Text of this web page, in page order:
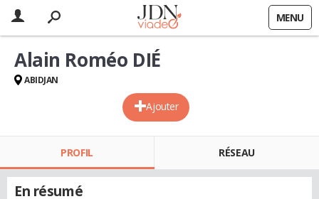
MENU
Ajouter
Alain Roméo DIÉ
ABIDJAN
PROFIL RÉSEAU
En résumé